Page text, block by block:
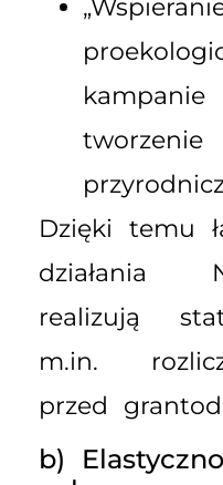
Dzięki temu
działania
realizują
m.in.
przed
b)